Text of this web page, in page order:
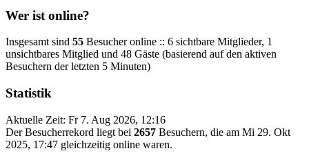
Wer ist online?
Insgesamt sind 55 Besucher online :: 6 sichtbare Mitglieder, 1
unsichtbares Mitglied und 48 Gäste (basierend auf den aktiven
Besuchern der letzten 5 Minuten)
Statistik
Aktuelle Zeit: Fr 7. Aug 2026, 12:16
Der Besucherrekord liegt bei 2657 Besuchern, die am Mi 29. Okt
2025, 17:47 gleichzeitig online waren.